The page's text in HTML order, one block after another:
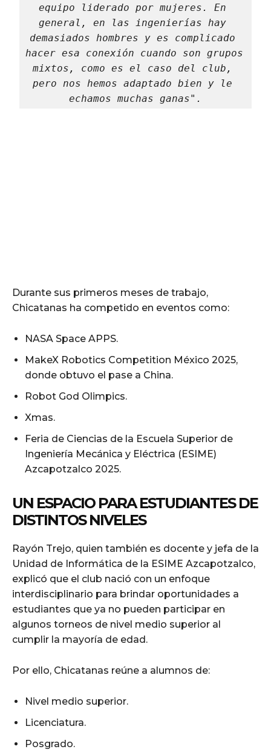
equipo liderado por mujeres. En
general, en las ingenierías hay
demasiados hombres y es complicado
hacer esa conexión cuando son grupos
mixtos, como es el caso del club,
pero nos hemos adaptado bien y le
echamos muchas ganas".
Durante sus primeros meses de trabajo,
Chicatanas ha competido en eventos como:
NASA Space APPS.
MakeX Robotics Competition México 2025,
donde obtuvo el pase a China.
Robot God Olimpics.
Xmas.
Feria de Ciencias de la Escuela Superior de
Ingeniería Mecánica y Eléctrica (ESIME)
Azcapotzalco 2025.
UN ESPACIO PARA ESTUDIANTES DE
DISTINTOS NIVELES
Rayón Trejo, quien también es docente y jefa de la
Unidad de Informática de la ESIME Azcapotzalco,
explicó que el club nació con un enfoque
interdisciplinario para brindar oportunidades a
estudiantes que ya no pueden participar en
algunos torneos de nivel medio superior al
cumplir la mayoría de edad.
Por ello, Chicatanas reúne a alumnos de:
Nivel medio superior.
Licenciatura.
Posgrado.